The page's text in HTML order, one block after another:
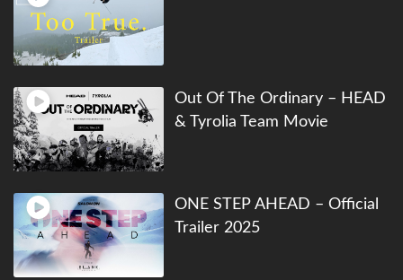
Out Of The Ordinary – HEAD
& Tyrolia Team Movie
ONE STEP AHEAD – Official
Trailer 2025